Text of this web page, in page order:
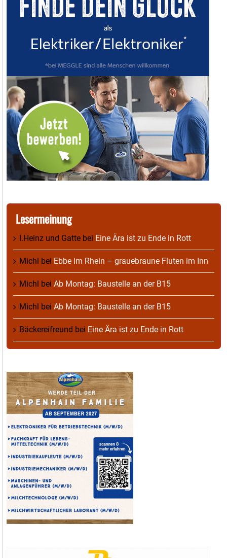
Lesermeinung
I.Heinz und Gatte bei Eine Ära ist zu Ende in Rott
Michl bei Ebbe im Rhein – grauebraune Fluten im Inn
Michl bei Ab Montag: Baustelle an der B15
Michl bei Ab Montag: Baustelle an der B15
Bäckereifreund bei Eine Ära ist zu Ende in Rott